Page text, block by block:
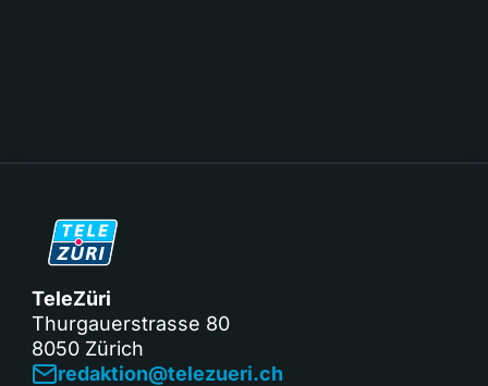
TeleZüri
Thurgauerstrasse 80
8050 Zürich
redaktion@telezueri.ch